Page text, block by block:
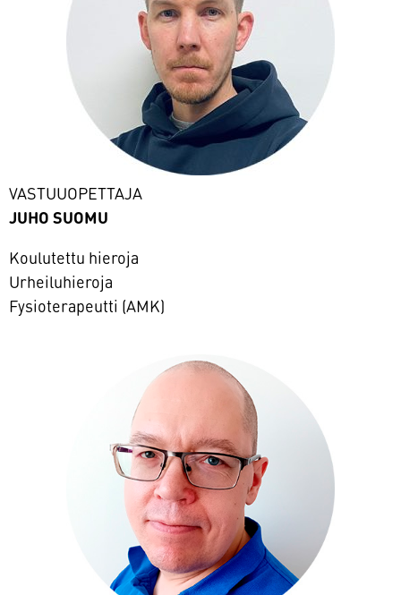
VASTUUOPETTAJA
JUHO SUOMU
Koulutettu hieroja
Urheiluhieroja
Fysioterapeutti (AMK)